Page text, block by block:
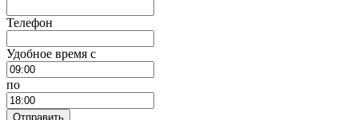
Телефон
Удобное время c
по
Отправить